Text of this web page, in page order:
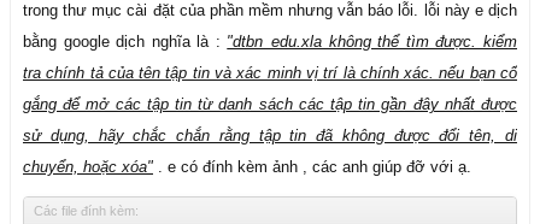
trong thư mục cài đặt của phần mềm nhưng vẫn báo lỗi. lỗi này e dịch
bằng google dịch nghĩa là : "dtbn_edu.xla không thể tìm được. kiểm
tra chính tả của tên tập tin và xác minh vị trí là chính xác. nếu bạn cố
gắng để mở các tập tin từ danh sách các tập tin gần đây nhất được
sử dụng, hãy chắc chắn rằng tập tin đã không được đổi tên, di
chuyển, hoặc xóa" . e có đính kèm ảnh , các anh giúp đỡ với ạ.
Các file đính kèm: